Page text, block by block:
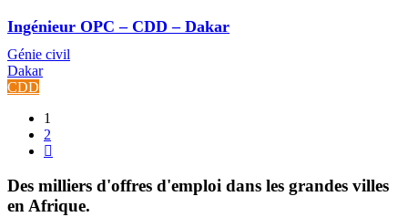
Ingénieur OPC – CDD – Dakar
Génie civil
Dakar
CDD
1
2
Des milliers d'offres d'emploi dans les grandes villes
en Afrique.